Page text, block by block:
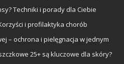
Techniki i porady dla Ciebie
i profilaktyka chorób
– ochrona i pielęgnacja w jednym
25+ są kluczowe dla skóry?